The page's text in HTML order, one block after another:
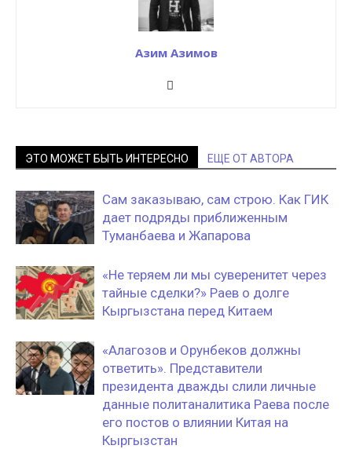
Азим Азимов
ЭТО МОЖЕТ БЫТЬ ИНТЕРЕСНО ЕЩЕ ОТ АВТОРА
Сам заказываю, сам строю. Как ГИК
дает подряды приближенным
Туманбаева и Жапарова
«Не теряем ли мы суверенитет через
тайные сделки?» Раев о долге
Кыргызстана перед Китаем
«Алагозов и Орунбеков должны
ответить». Представители
президента дважды слили личные
данные политаналитика Раева после
его постов о влиянии Китая на
Кыргызстан